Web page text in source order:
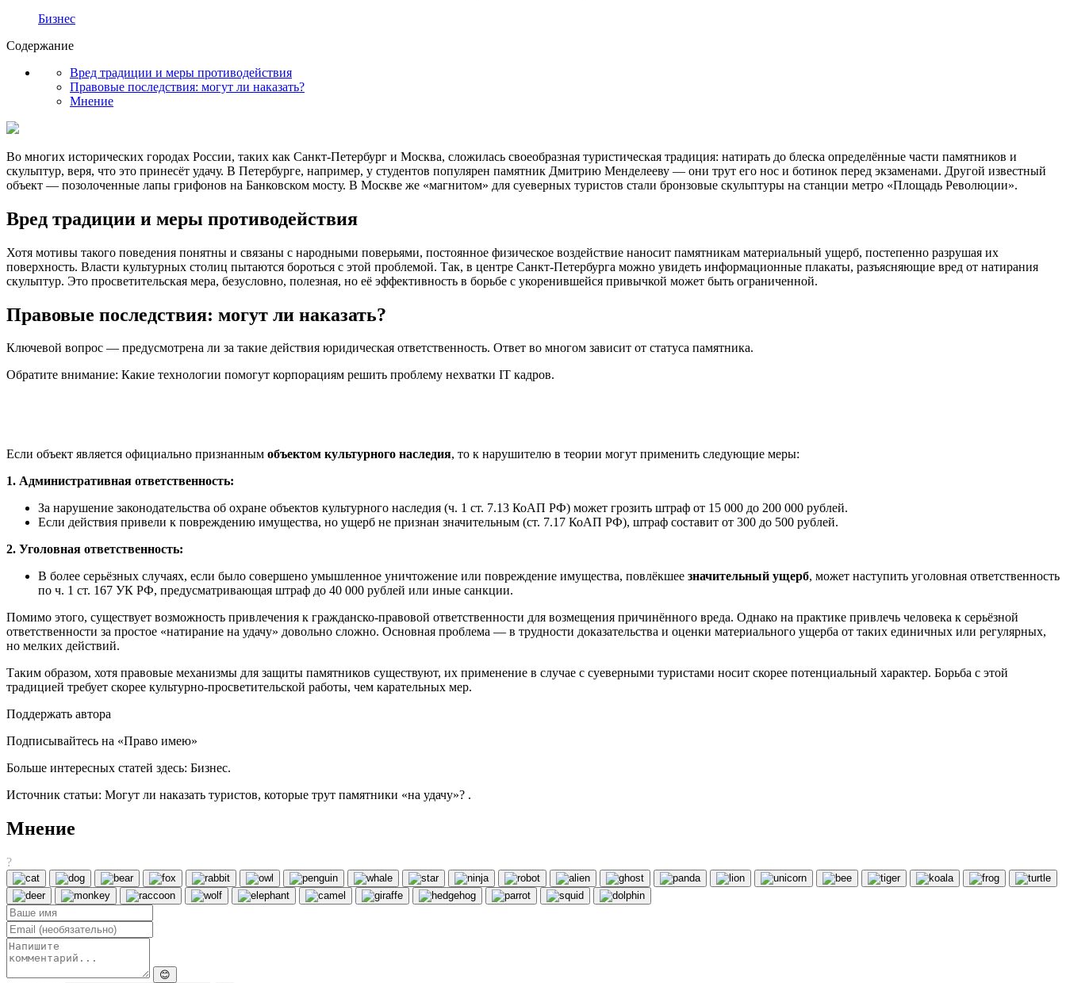
Бизнес
Содержание
Вред традиции и меры противодействия
Правовые последствия: могут ли наказать?
Мнение
Во многих исторических городах России, таких как Санкт-Петербург и Москва, сложилась своеобразная туристическая традиция: натирать до блеска определённые части памятников и
скульптур, веря, что это принесёт удачу. В Петербурге, например, у студентов популярен памятник Дмитрию Менделееву — они трут его нос и ботинок перед экзаменами. Другой известный
объект — позолоченные лапы грифонов на Банковском мосту. В Москве же «магнитом» для суеверных туристов стали бронзовые скульптуры на станции метро «Площадь Революции».
Вред традиции и меры противодействия
Хотя мотивы такого поведения понятны и связаны с народными поверьями, постоянное физическое воздействие наносит памятникам материальный ущерб, постепенно разрушая их
поверхность. Власти культурных столиц пытаются бороться с этой проблемой. Так, в центре Санкт-Петербурга можно увидеть информационные плакаты, разъясняющие вред от натирания
скульптур. Это просветительская мера, безусловно, полезная, но её эффективность в борьбе с укоренившейся привычкой может быть ограниченной.
Правовые последствия: могут ли наказать?
Ключевой вопрос — предусмотрена ли за такие действия юридическая ответственность. Ответ во многом зависит от статуса памятника.
Обратите внимание: Какие технологии помогут корпорациям решить проблему нехватки IT кадров.
Если объект является официально признанным объектом культурного наследия, то к нарушителю в теории могут применить следующие меры:
1. Административная ответственность:
За нарушение законодательства об охране объектов культурного наследия (ч. 1 ст. 7.13 КоАП РФ) может грозить штраф от 15 000 до 200 000 рублей.
Если действия привели к повреждению имущества, но ущерб не признан значительным (ст. 7.17 КоАП РФ), штраф составит от 300 до 500 рублей.
2. Уголовная ответственность:
В более серьёзных случаях, если было совершено умышленное уничтожение или повреждение имущества, повлёкшее значительный ущерб, может наступить уголовная ответственность
по ч. 1 ст. 167 УК РФ, предусматривающая штраф до 40 000 рублей или иные санкции.
Помимо этого, существует возможность привлечения к гражданско-правовой ответственности для возмещения причинённого вреда. Однако на практике привлечь человека к серьёзной
ответственности за простое «натирание на удачу» довольно сложно. Основная проблема — в трудности доказательства и оценки материального ущерба от таких единичных или регулярных,
но мелких действий.
Таким образом, хотя правовые механизмы для защиты памятников существуют, их применение в случае с суеверными туристами носит скорее потенциальный характер. Борьба с этой
традицией требует скорее культурно-просветительской работы, чем карательных мер.
Поддержать автора
Подписывайтесь на «Право имею»
Больше интересных статей здесь: Бизнес.
Источник статьи: Могут ли наказать туристов, которые трут памятники «на удачу»? .
Мнение
?
😊